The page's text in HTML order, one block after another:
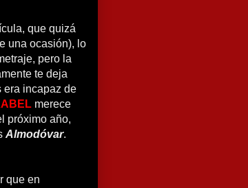
que quizá
una ocasión), lo
pero la
te deja
era incapaz de
merece
próximo año,
Almodóvar.
que en